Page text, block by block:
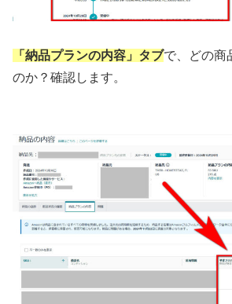
「納品プランの内容」タブで、どの商
のか？確認します。